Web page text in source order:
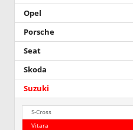
Opel
Porsche
Seat
Skoda
Suzuki
S-Cross
Vitara